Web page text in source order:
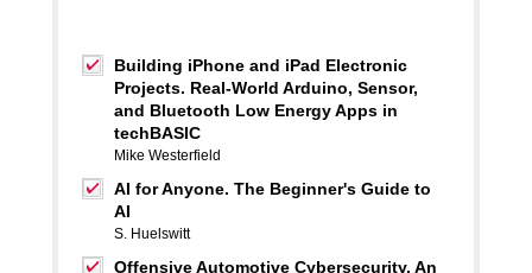
Building iPhone and iPad Electronic
Projects. Real-World Arduino, Sensor,
and Bluetooth Low Energy Apps in
techBASIC
Mike Westerfield
AI for Anyone. The Beginner's Guide to
AI
S. Huelswitt
Offensive Automotive Cybersecurity. An